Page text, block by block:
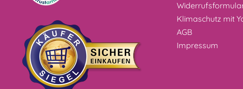
Klimaschutz mit
AGB
Impressum